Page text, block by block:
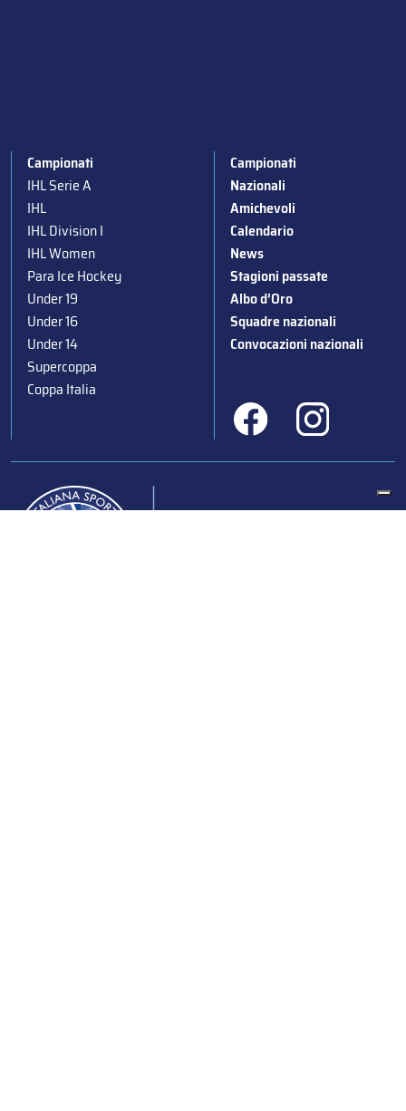
Campionati
IHL Serie A
IHL
IHL Division I
IHL Women
Para Ice Hockey
Under 19
Under 16
Under 14
Supercoppa
Coppa Italia
Campionati
Nazionali
Amichevoli
Calendario
News
Stagioni passate
Albo d’Oro
Squadre nazionali
Convocazioni nazionali